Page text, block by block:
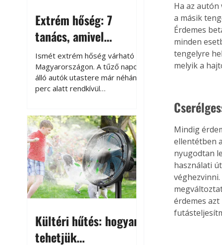
Extrém hőség: 7
tanács, amivel
megóvhatjuk
autónkat a nyári
károktól
Ismét extrém hőség várható
Magyarországon. A tűző napon
álló autók utastere már néhány
perc alatt rendkívül
megközelítheti. Ez nemcsak a
beszállást teszi kellemetlenné,
hanem az autó állapotára és a
benne hagyott tárgyakra is
káros hatással lehet. Néhány
egyszerű óvintézkedéssel
azonban jelentősen
csökkenthetjük a hőség káros
Kültéri hűtés: hogyan
tehetjük
Ha az
a másik
Érdemes
minden
tengelyre
melyik a
Mindig
ellentétben
nyugodtan
használati
érdemes